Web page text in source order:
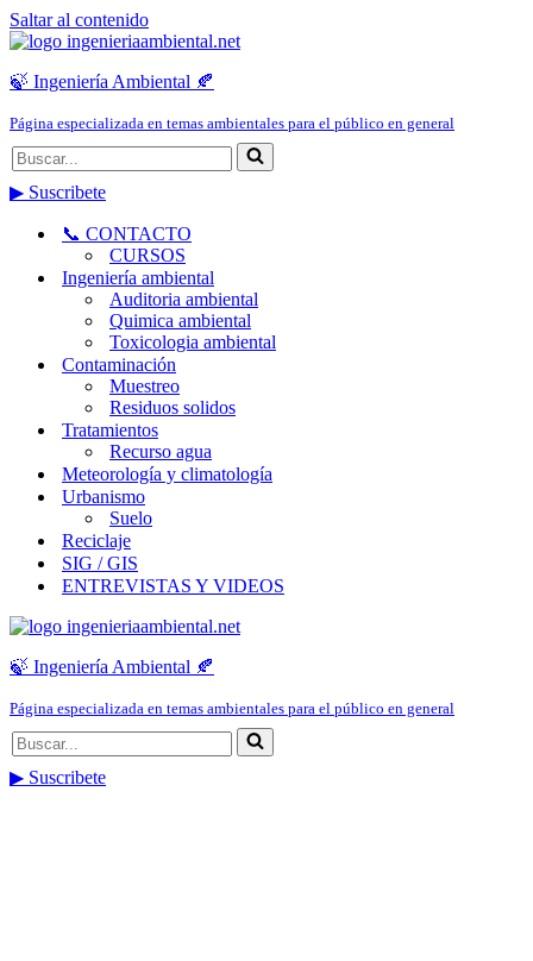
Saltar al contenido
🍃 Ingeniería Ambiental 🍂
Página especializada en temas ambientales para el público en general
Buscar...
▶ Suscribete
📞 CONTACTO
CURSOS
Ingeniería ambiental
Auditoria ambiental
Quimica ambiental
Toxicologia ambiental
Contaminación
Muestreo
Residuos solidos
Tratamientos
Recurso agua
Meteorología y climatología
Urbanismo
Suelo
Reciclaje
SIG / GIS
ENTREVISTAS Y VIDEOS
🍃 Ingeniería Ambiental 🍂
Página especializada en temas ambientales para el público en general
Buscar...
▶ Suscribete